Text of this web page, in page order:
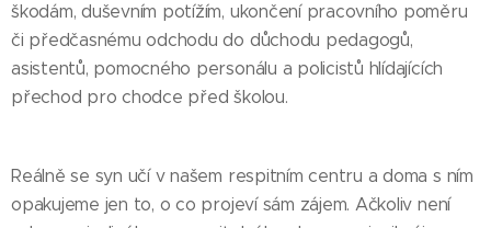
škodám, duševním potížím, ukončení pracovního poměru
či předčasnému odchodu do důchodu pedagogů,
asistentů, pomocného personálu a policistů hlídajících
přechod pro chodce před školou.
Reálně se syn učí v našem respitním centru a doma s ním
opakujeme jen to, o co projeví sám zájem. Ačkoliv není